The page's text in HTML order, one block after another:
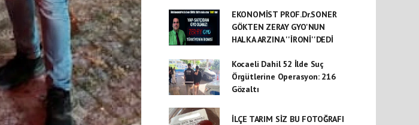
EKONOMİST PROF.Dr.SONER
GÖKTEN ZERAY GYO'NUN
HALKA ARZINA ''İRONİ''DEDİ
Kocaeli Dahil 52 İlde Suç
Örgütlerine Operasyon: 216
Gözaltı
İLÇE TARIM SİZ BU FOTOĞRAFI